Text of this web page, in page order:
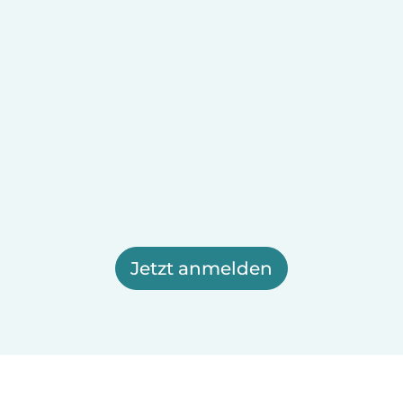
Jetzt anmelden